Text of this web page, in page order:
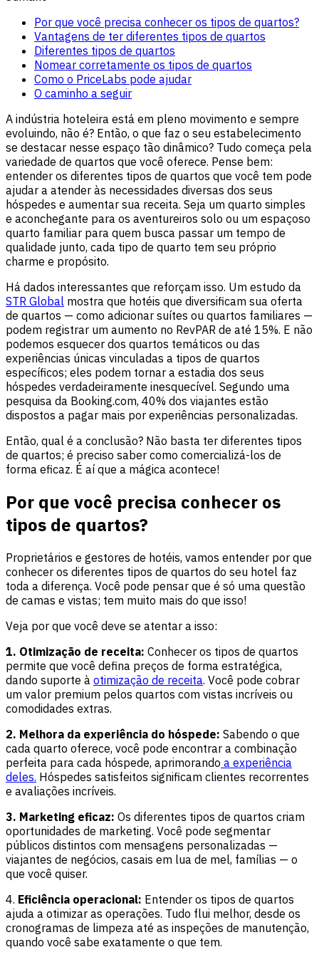
Por que você precisa conhecer os tipos de quartos?
Vantagens de ter diferentes tipos de quartos
Diferentes tipos de quartos
Nomear corretamente os tipos de quartos
Como o PriceLabs pode ajudar
O caminho a seguir
A indústria hoteleira está em pleno movimento e sempre
evoluindo, não é? Então, o que faz o seu estabelecimento
se destacar nesse espaço tão dinâmico? Tudo começa pela
variedade de quartos que você oferece. Pense bem:
entender os diferentes tipos de quartos que você tem pode
ajudar a atender às necessidades diversas dos seus
hóspedes e aumentar sua receita. Seja um quarto simples
e aconchegante para os aventureiros solo ou um espaçoso
quarto familiar para quem busca passar um tempo de
qualidade junto, cada tipo de quarto tem seu próprio
charme e propósito.
Há dados interessantes que reforçam isso. Um estudo da
STR Global mostra que hotéis que diversificam sua oferta
de quartos — como adicionar suítes ou quartos familiares —
podem registrar um aumento no RevPAR de até 15%. E não
podemos esquecer dos quartos temáticos ou das
experiências únicas vinculadas a tipos de quartos
específicos; eles podem tornar a estadia dos seus
hóspedes verdadeiramente inesquecível. Segundo uma
pesquisa da Booking.com, 40% dos viajantes estão
dispostos a pagar mais por experiências personalizadas.
Então, qual é a conclusão? Não basta ter diferentes tipos
de quartos; é preciso saber como comercializá-los de
forma eficaz. É aí que a mágica acontece!
Por que você precisa conhecer os
tipos de quartos?
Proprietários e gestores de hotéis, vamos entender por que
conhecer os diferentes tipos de quartos do seu hotel faz
toda a diferença. Você pode pensar que é só uma questão
de camas e vistas; tem muito mais do que isso!
Veja por que você deve se atentar a isso:
1. Otimização de receita: Conhecer os tipos de quartos
permite que você defina preços de forma estratégica,
dando suporte à otimização de receita. Você pode cobrar
um valor premium pelos quartos com vistas incríveis ou
comodidades extras.
2. Melhora da experiência do hóspede: Sabendo o que
cada quarto oferece, você pode encontrar a combinação
perfeita para cada hóspede, aprimorando a experiência
deles. Hóspedes satisfeitos significam clientes recorrentes
e avaliações incríveis.
3. Marketing eficaz: Os diferentes tipos de quartos criam
oportunidades de marketing. Você pode segmentar
públicos distintos com mensagens personalizadas —
viajantes de negócios, casais em lua de mel, famílias — o
que você quiser.
4. Eficiência operacional: Entender os tipos de quartos
ajuda a otimizar as operações. Tudo flui melhor, desde os
cronogramas de limpeza até as inspeções de manutenção,
quando você sabe exatamente o que tem.